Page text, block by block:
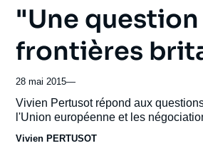
"Une
frontières
28 mai 2015—
Accroche
Vivien Pertusot répond aux
l'Union européenne et les
Vivien PERTUSOT